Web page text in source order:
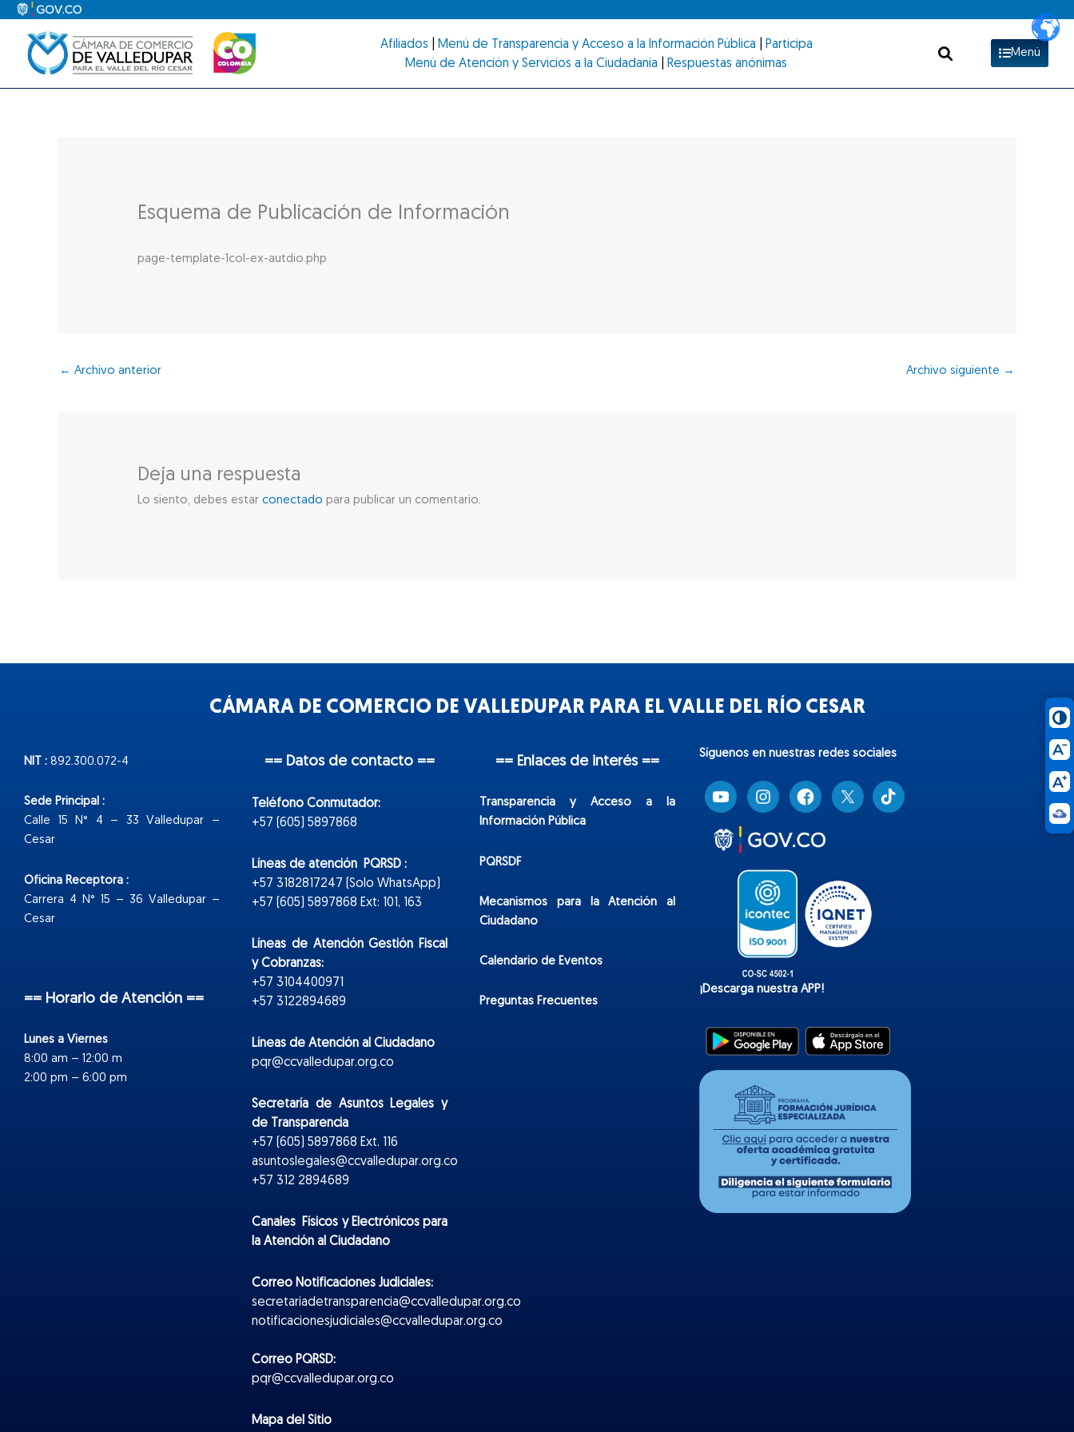
contenido
Afiliados Menú de Transparencia y Acceso a la Información Pública
Participa
Menú de Atención y Servicios a la Ciudadanía
Respuestas anónimas
Menú
Esquema de Publicación de Información
page-template-1col-ex-autdio.php
← Archivo anterior Archivo siguiente →
Deja una respuesta
Lo siento, debes estarconectado para publicar un comentario.
CÁMARA DE COMERCIO DE VALLEDUPAR PARA EL VALLE DEL RÍO CESAR
NIT : 892.300.072-4
Sede Principal :
Calle 15 N° 4 – 33 Valledupar –
Cesar
Oficina Receptora :
Carrera 4 N° 15 – 36 Valledupar –
Cesar
== Horario de Atención ==
Lunes a Viernes
8:00 am – 12:00 m
2:00 pm – 6:00 pm
== Datos de contacto ==
Teléfono Conmutador:
+57 (605) 5897868
Líneas de atención PQRSD :
+57 3182817247 (Solo WhatsApp)
+57 (605) 5897868 Ext: 101, 163
Líneas de Atención Gestión Fiscal
y Cobranzas:
+57 3104400971
+57 3122894689
Líneas de Atención al Ciudadano
pqr@ccvalledupar.org.co
Secretaría de Asuntos Legales y
de Transparencia
+57 (605) 5897868 Ext. 116
asuntoslegales@ccvalledupar.org.co
+57 312 2894689
Canales Físicos yElectrónicospara
la Atención al Ciudadano
Correo Notificaciones Judiciales:
secretariadetransparencia@ccvalledupar.org.co
notificacionesjudiciales@ccvalledupar.org.co
Correo PQRSD:
pqr@ccvalledupar.org.co
Mapa del Sitio
== Enlaces de interés ==
Transparencia y Acceso a la
Información Pública
PQRSDF
Mecanismos para la Atención al
Ciudadano
Calendario de Eventos
Preguntas Frecuentes
Síguenos en nuestras redes sociales
T
i
k
¡Descarga nuestra APP!